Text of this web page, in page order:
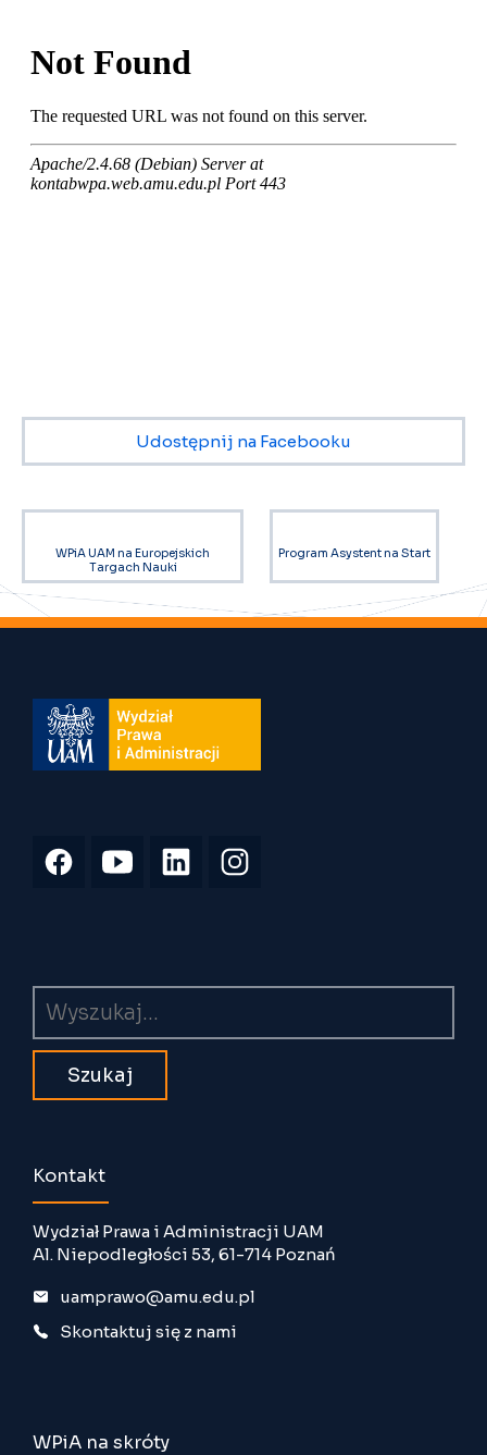
Udostępnij na Facebooku
WPiA UAM na Europejskich
Targach Nauki
Program Asystent na Start
Wyszukiwarka
Kontakt
Wydział Prawa i Administracji UAM
Al. Niepodległości 53, 61-714 Poznań
uamprawo@amu.edu.pl
Skontaktuj się z nami
WPiA na skróty